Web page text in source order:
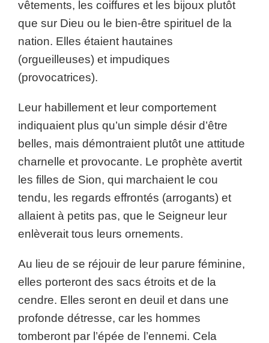
vêtements, les coiffures et les bijoux plutôt
que sur Dieu ou le bien-être spirituel de la
nation. Elles étaient hautaines
(orgueilleuses) et impudiques
(provocatrices).
Leur habillement et leur comportement
indiquaient plus qu’un simple désir d’être
belles, mais démontraient plutôt une attitude
charnelle et provocante. Le prophète avertit
les filles de Sion, qui marchaient le cou
tendu, les regards effrontés (arrogants) et
allaient à petits pas, que le Seigneur leur
enlèverait tous leurs ornements.
Au lieu de se réjouir de leur parure féminine,
elles porteront des sacs étroits et de la
cendre. Elles seront en deuil et dans une
profonde détresse, car les hommes
tomberont par l’épée de l’ennemi. Cela